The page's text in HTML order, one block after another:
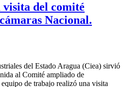
del comité
Nacional.
del Estado Aragua (Ciea) sirvió
al Comité ampliado de
de trabajo realizó una visita